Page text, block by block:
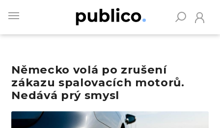
main
Německo volá po zrušení
zákazu spalovacích motorů.
Nedává prý smysl
Obrázek
Vyhledávejte na Publiku